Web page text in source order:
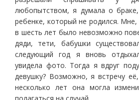
любопытством, я думала о
ребенке, который не родился.
в шесть лет было невозможно
дяди, тети, бабушки
следующий год я вновь
увидела фото. Тогда я вдруг
девушку? Возможно, я встречу
несколько лет она могла